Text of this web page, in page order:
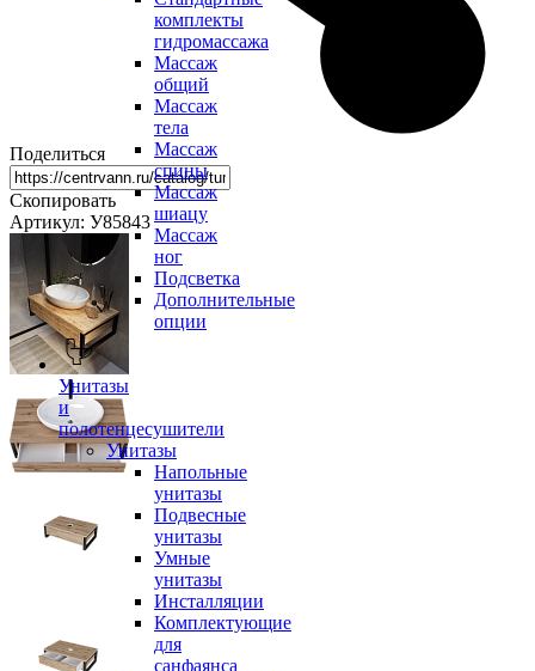
комплекты
гидромассажа
Массаж
общий
Массаж
тела
Массаж
спины
Массаж
шиацу
Массаж
ног
Подсветка
Дополнительные
опции
Унитазы
и
полотенцесушители
Унитазы
Напольные
унитазы
Подвесные
унитазы
Умные
унитазы
Инсталляции
Комплектующие
для
санфаянса
Поделиться
Скопировать
Артикул: У85843